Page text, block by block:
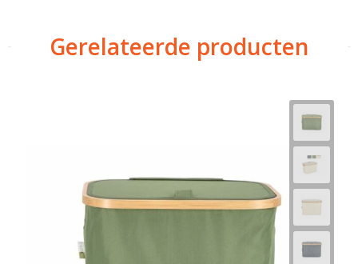
Gerelateerde producten